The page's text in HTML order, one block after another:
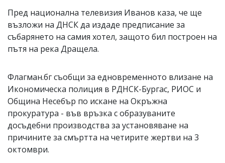
Пред национална телевизия Иванов каза, че ще
възложи на ДНСК да издаде предписание за
събарянето на самия хотел, защото бил построен на
пътя на река Дращела.
Флагман.бг съобщи за едновременното влизане на
Икономическа полиция в РДНСК-Бургас, РИОС и
Община Несебър по искане на Окръжна
прокуратура - във връзка с образуваните
досъдебни производства за установяване на
причините за смъртта на четирите жертви на 3
октомври.